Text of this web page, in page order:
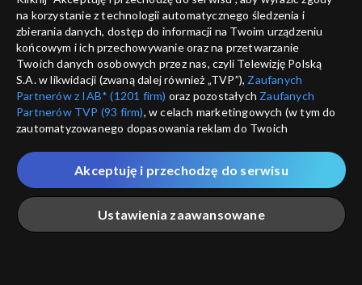
Spór o historię
Wyjście armii gen. Andersa
Spór o historię
Związku Sowieckiego walka z
Kościołem
Spór o historię
Sowieckie deportacje
Polaków
Spór o historię
Rabunek polskich dzieci
przez Niemców
na korzystanie z technologii automatycznego śledzenia i
zbierania danych, dostęp do informacji na Twoim urządzeniu
końcowym i ich przechowywanie oraz na przetwarzanie
Twoich danych osobowych przez nas, czyli Telewizję Polską
S.A. w likwidacji (zwaną dalej również „TVP”), Zaufanych
Partnerów z IAB* (1201 firm) oraz pozostałych Zaufanych
Partnerów TVP (93 firm), w celach marketingowych (w tym do
zautomatyzowanego dopasowania reklam do Twoich
które wskazujemy poniżej, a także zgody na udostępnianie
przez nas identyfikatora PPID do Google.
Twoje dane osobowe zbierane podczas odwiedzania przez
Ciebie naszych
poszczególnych serwisówzwanych dalej
„Portalem”, w tym informacje zapisywane za pomocą
Ustawienia zaawansowane
Akceptuję i przechodzę do serwisu